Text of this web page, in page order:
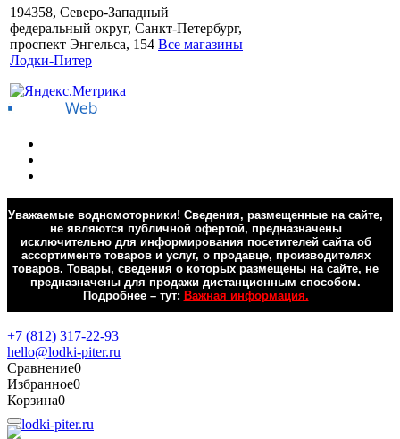
194358, Северо-Западный
федеральный округ, Санкт-Петербург,
проспект Энгельса, 154 Все магазины
Лодки-Питер
Уважаемые водномоторники! Сведения, размещенные на сайте,
не являются публичной офертой, предназначены
исключительно для информирования посетителей сайта об
ассортименте товаров и услуг, о продавце, производителях
товаров. Товары, сведения о которых размещены на сайте, не
предназначены для продажи дистанционным способом.
Подробнее – тут: Важная информация.
+7 (812) 317-22-93
hello@lodki-piter.ru
Сравнение0
Избранное0
Корзина0